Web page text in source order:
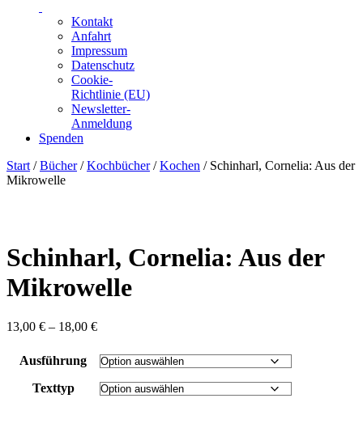
Kontakt
Anfahrt
Impressum
Datenschutz
Cookie-
Richtlinie (EU)
Newsletter-
Anmeldung
Spenden
Skip
to
Start /Bücher/Kochbücher/Kochen / Schinharl, Cornelia: Aus der
Mikrowelle
Schinharl, Cornelia: Aus der
Mikrowelle
13,00 € – 18,00 €Preisspanne:
bis
18,00 €
Ausführung
Texttyp